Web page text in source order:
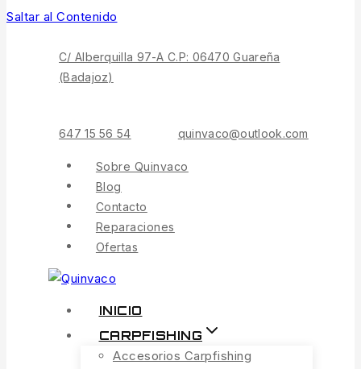
Saltar al Contenido
C/ Alberquilla 97-A C.P: 06470 Guareña
(Badajoz)
647 15 56 54 quinvaco@outlook.com
Sobre Quinvaco
Blog
Contacto
Reparaciones
Ofertas
INICIO
CARPFISHING
Accesorios Carpfishing